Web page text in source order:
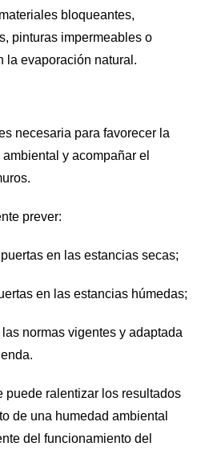
bloqueantes,
pinturas impermeables o
la evaporación natural.
necesaria para favorecer la
y acompañar el
prever:
en las estancias secas;
en las estancias húmedas;
normas vigentes y adaptada
puede ralentizar los resultados
de una humedad ambiental
del funcionamiento del